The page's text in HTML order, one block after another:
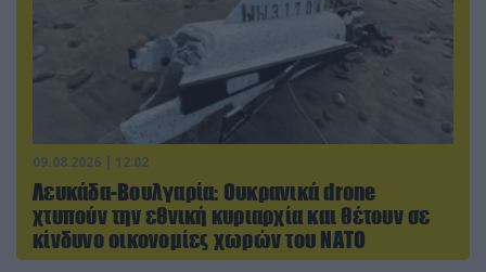
09.08.2026 | 12:02
Λευκάδα-Βουλγαρία: Ουκρανικά drone
χτυπούν την εθνική κυριαρχία και θέτουν σε
κίνδυνο οικονομίες χωρών του ΝΑΤΟ